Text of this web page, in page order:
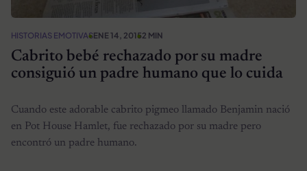
HISTORIAS EMOTIVASENE 14, 20152 MIN
Cabrito bebé rechazado por su madre
consiguió un padre humano que lo cuida
Cuando este adorable cabrito pigmeo llamado Benjamin nació
en Pot House Hamlet, fue rechazado por su madre pero
encontró un padre humano.